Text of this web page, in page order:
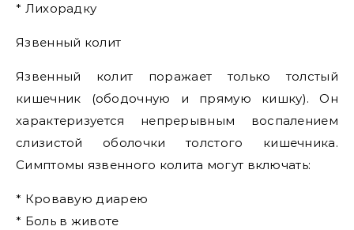
* Лихорадку
Язвенный колит
Язвенный колит поражает только толстый
кишечник (ободочную и прямую кишку). Он
характеризуется непрерывным воспалением
слизистой оболочки толстого кишечника.
Симптомы язвенного колита могут включать:
* Кровавую диарею
* Боль в животе